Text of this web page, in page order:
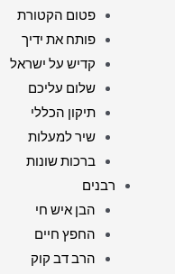
פטום הקטורת
פותח את ידיך
קדיש על ישראל
שלום עליכם
תיקון הכללי
שיר למעלות
ברכות שונות
רבנים
הבן איש חי
החפץ חיים
הרב דב קוק